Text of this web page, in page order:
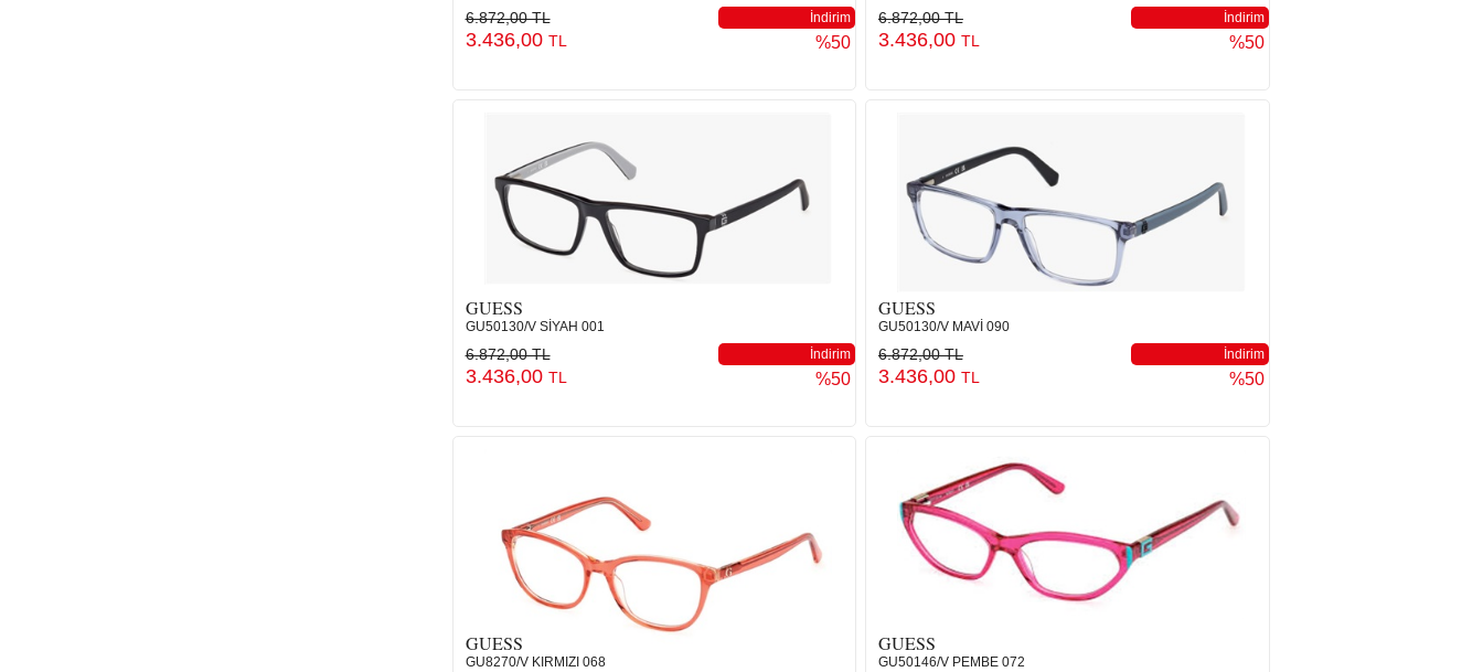
6.872,00 TL İndirim
3.436,00 TL %50
6.872,00 TL İndirim
3.436,00 TL %50
GUESS
GU50130/V SİYAH 001
6.872,00 TL İndirim
3.436,00 TL %50
GUESS
GU50130/V MAVİ 090
6.872,00 TL İndirim
3.436,00 TL %50
GUESS
GU8270/V KIRMIZI 068
GUESS
GU50146/V PEMBE 072